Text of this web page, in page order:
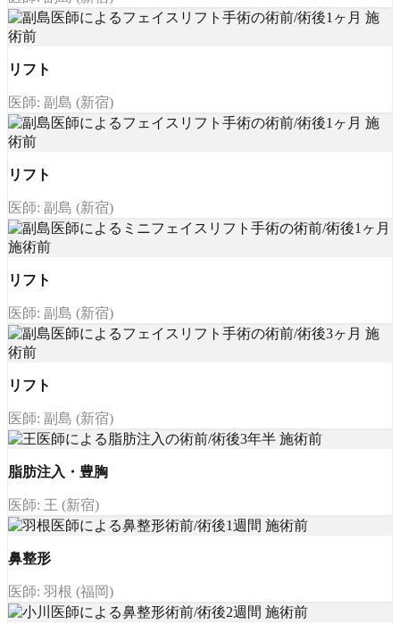
リフト
医師: 副島 (新宿)
リフト
医師: 副島 (新宿)
リフト
医師: 副島 (新宿)
リフト
医師: 副島 (新宿)
脂肪注入・豊胸
医師: 王 (新宿)
鼻整形
医師: 羽根 (福岡)